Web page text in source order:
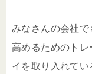
みなさんの会社
高めるためのトレ
イを取り入れてい